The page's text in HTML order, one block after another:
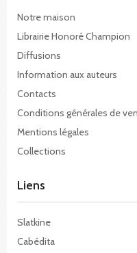
Notre maison
Librairie Honoré Champion
Diffusions
Information aux auteurs
Contacts
Conditions générales de
Mentions légales
Collections
Liens
Slatkine
Cabédita